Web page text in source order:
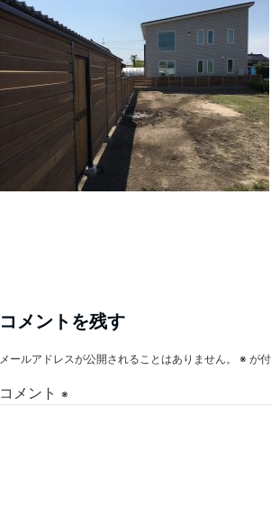
コメントを残す
メールアドレスが公開されることはありません。 ※ が
コメント ※